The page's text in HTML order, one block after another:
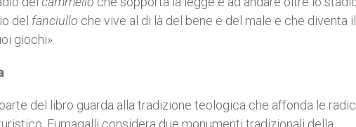
del fanciullo che vive al di là del bene e del male e che diventa il
giochi».
del libro guarda alla tradizione teologica che affonda le
Fumagalli considera due monumenti tradizionali della